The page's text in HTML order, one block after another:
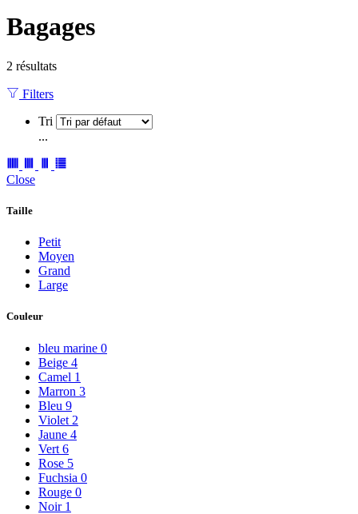
Bagages
2 résultats
Filters
Tri
...
Close
Taille
Petit
Moyen
Grand
Large
Couleur
bleu marine 0
Beige 4
Camel 1
Marron 3
Bleu 9
Violet 2
Jaune 4
Vert 6
Rose 5
Fuchsia 0
Rouge 0
Noir 1